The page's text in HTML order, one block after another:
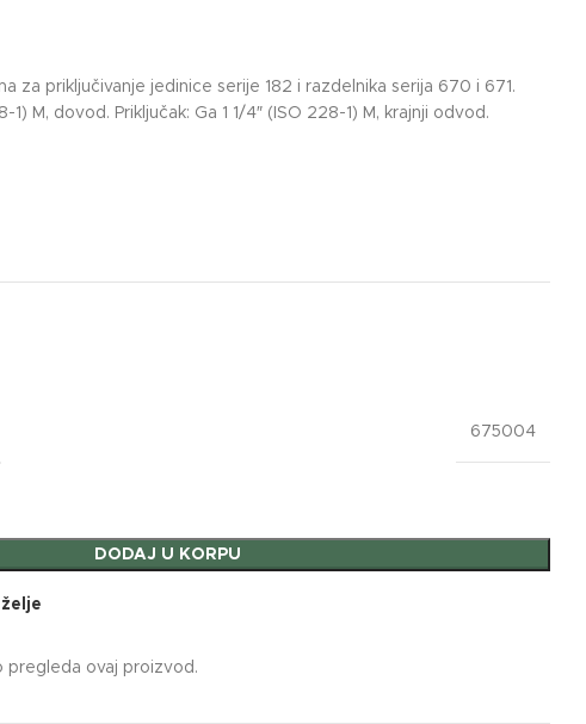
za priključivanje jedinice serije 182 i razdelnika serija 670 i 671.
1) M, dovod. Priključak: Ga 1 1/4″ (ISO 228-1) M, krajnji odvod.
675004
DODAJ U KORPU
pregleda ovaj proizvod.